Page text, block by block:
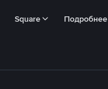
Square Подробнее